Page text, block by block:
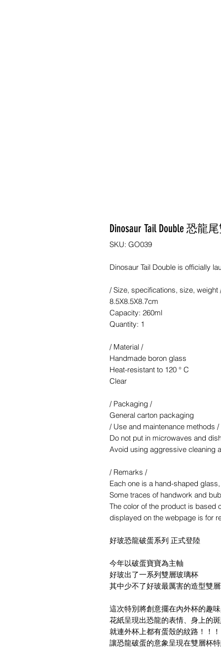
Dinosaur Tail Double 恐龍
SKU: GO039
Dinosaur Tail Double is officially
/ Size, specifications, size, weight
8.5X8.5X8.7cm
Capacity: 260ml
Quantity: 1
/ Material /
Handmade boron glass
Heat-resistant to 120 ° C
Clear
/ Packaging /
General carton packaging
/ Use and maintenance methods /
Do not put in microwaves and
Avoid using aggressive cleaning
/ Remarks /
Each one is a hand-shaped glass,
Some traces of handwork and
The color of the product is based
displayed on the webpage is for
好玻恐龍破蛋系列 正式登陸
今年以破蛋寶寶為主軸
好玻出了一系列雙層玻璃杯
其中少不了好玻最厲害的造型雙
這次特別將創意擺在內外杯的趣
花紙呈現出恐龍的表情、身上的
就連外杯上都有蛋殼的紋路！！！
讓恐龍破蛋的意象呈現在雙層杯